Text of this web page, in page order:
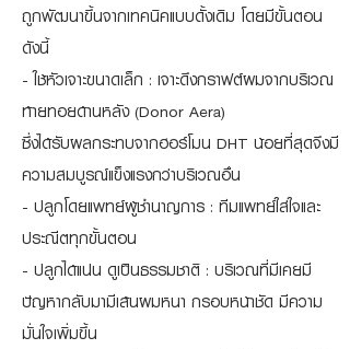
ถูกพัฒนาขึ้นจากเทคนิคแบบดั้งเดิม โดยมีขั้นตอน
ดังนี้
- ใช้หัวเจาะขนาดเล็ก : เจาะดึงกราฟต์ผมจากบริเวณ
ท้ายทอยด้านหลัง (Donor Aera)
ซึ่งได้รับผลกระทบจากฮอร์โมน DHT น้อยที่สุดจึงมี
ความสมบูรณ์แข็งแรงกว่าบริเวณอื่น
- ปลูกโดยแพทย์ผู้ชำนาญการ : ทีมแพทย์ใส่ใจและ
ประณีตทุกขั้นตอน
- ปลูกได้แน่น ดูเป็นธรรมชาติ : บริเวณที่มีเคยมี
ปัญหากลับมามีเส้นผมหนา กรอบหน้าชัด มีความ
มั่นใจเพิ่มขึ้น